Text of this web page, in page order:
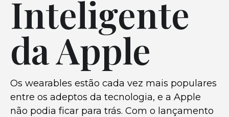
Inteligente
da Apple
Os wearables estão cada vez mais populares
entre os adeptos da tecnologia, e a Apple
não podia ficar para trás. Com o lançamento